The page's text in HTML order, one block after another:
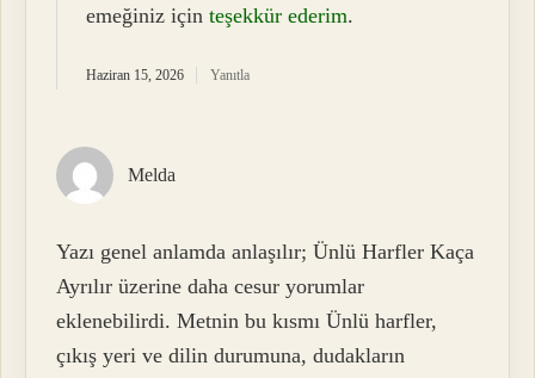
emeğiniz içinteşekkür ederim.
Haziran 15, 2026 Yanıtla
Melda
Yazı genel anlamda anlaşılır; Ünlü Harfler Kaça
Ayrılır üzerine daha cesur yorumlar
eklenebilirdi. Metnin bu kısmı Ünlü harfler,
çıkış yeri ve dilin durumuna, dudakların